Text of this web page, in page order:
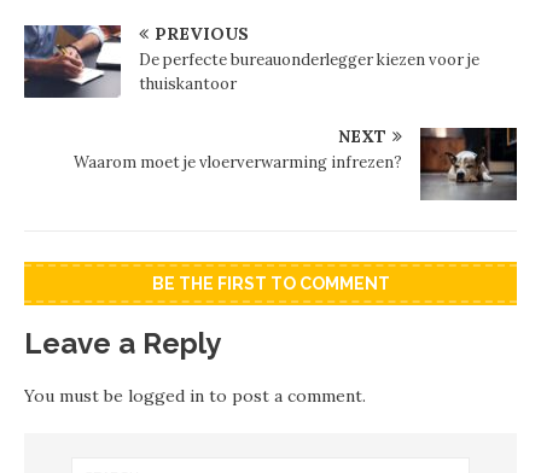
PREVIOUS
De perfecte bureauonderlegger kiezen voor je
thuiskantoor
NEXT
Waarom moet je vloerverwarming infrezen?
BE THE FIRST TO COMMENT
Leave a Reply
You must be logged in to post a comment.